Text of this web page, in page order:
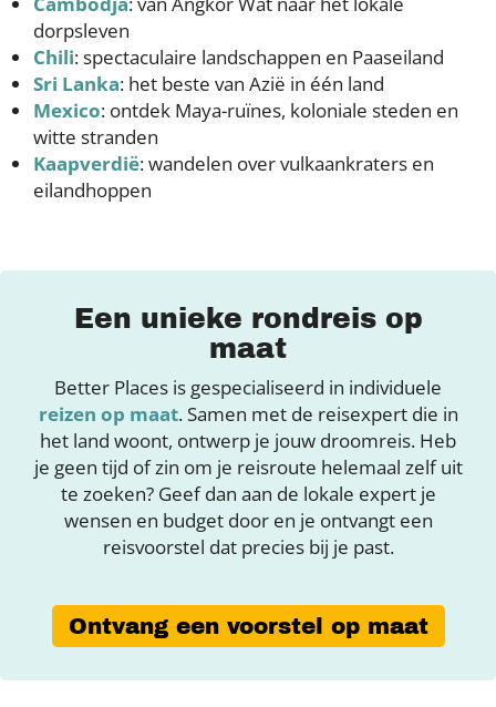
dorpsleven
Chili: spectaculaire landschappen en Paaseiland
Sri Lanka: het beste van Azië in één land
Mexico: ontdek Maya-ruïnes, koloniale steden en
witte stranden
Kaapverdië: wandelen over vulkaankraters en
eilandhoppen
Een unieke rondreis op
maat
Better Places is gespecialiseerd in individuele
reizen op maat. Samen met de reisexpert die in
het land woont, ontwerp je jouw droomreis. Heb
je geen tijd of zin om je reisroute helemaal zelf uit
te zoeken? Geef dan aan de lokale expert je
wensen en budget door en je ontvangt een
reisvoorstel dat precies bij je past.
Ontvang een voorstel op maat